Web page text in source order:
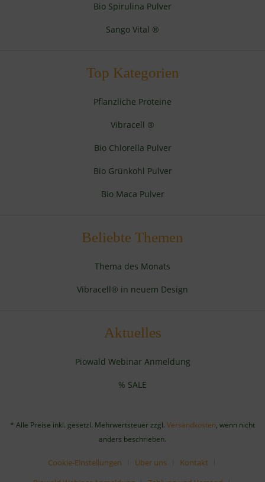
Bio Spirulina Pulver
Sango Vital ®
Top Kategorien
Pflanzliche Proteine
Vibracell ®
Bio Chlorella Pulver
Bio Grünkohl Pulver
Bio Maca Pulver
Beliebte Themen
Thema des Monats
Vibracell® in neuem Design
Aktuelles
Piowald Webinar Anmeldung
% SALE
* Alle Preise inkl. gesetzl. Mehrwertsteuer zzgl. Versandkosten, wenn nicht
anders beschrieben.
Cookie-Einstellungen Über uns
Kontakt